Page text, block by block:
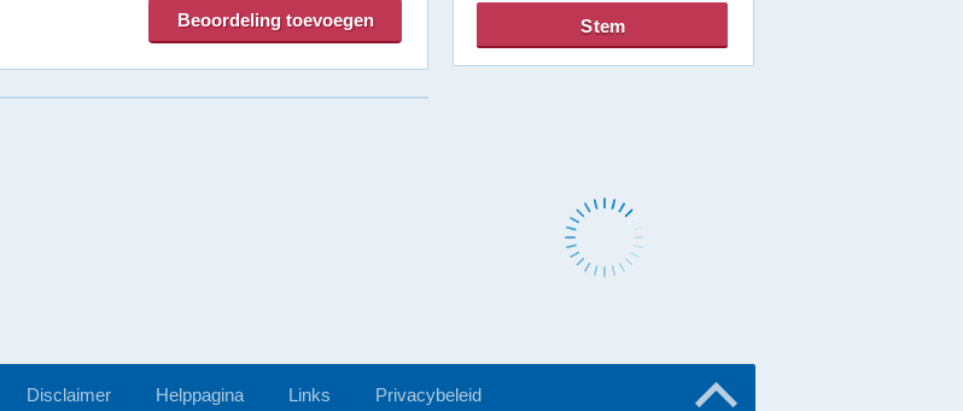
Disclaimer Helppagina Links Privacybeleid